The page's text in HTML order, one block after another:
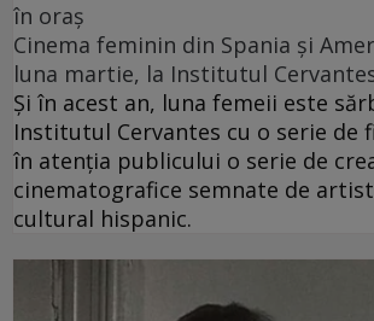
în oraș
Cinema feminin din Spania și
luna martie, la Institutul
Și în acest an, luna femeii este
Institutul Cervantes cu o serie de
în atenția publicului o serie de
cinematografice semnate de
cultural hispanic.